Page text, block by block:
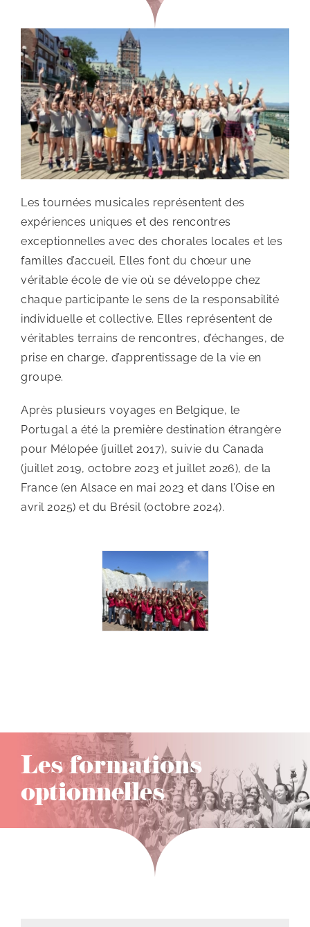
Les tournées musicales représentent des
expériences uniques et des rencontres
exceptionnelles avec des chorales locales et les
familles d’accueil. Elles font du chœur une
véritable école de vie où se développe chez
chaque participante le sens de la responsabilité
individuelle et collective. Elles représentent de
véritables terrains de rencontres, d’échanges, de
prise en charge, d’apprentissage de la vie en
groupe.
Après plusieurs voyages en Belgique, le
Portugal a été la première destination étrangère
pour Mélopée (juillet 2017), suivie du Canada
(juillet 2019, octobre 2023 et juillet 2026), de la
France (en Alsace en mai 2023 et dans l’Oise en
avril 2025) et du Brésil (octobre 2024).
Les formations
optionnelles